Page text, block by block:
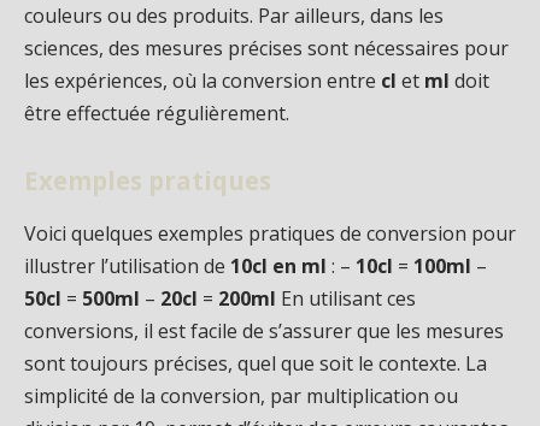
couleurs ou des produits. Par ailleurs, dans les
sciences, des mesures précises sont nécessaires pour
les expériences, où la conversion entre cl et ml doit
être effectuée régulièrement.
Exemples pratiques
Voici quelques exemples pratiques de conversion pour
illustrer l’utilisation de 10cl en ml : – 10cl = 100ml –
50cl = 500ml – 20cl = 200ml En utilisant ces
conversions, il est facile de s’assurer que les mesures
sont toujours précises, quel que soit le contexte. La
simplicité de la conversion, par multiplication ou